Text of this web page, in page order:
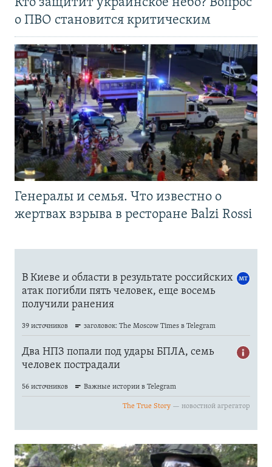
о ПВО становится критическим
Генералы и семья. Что известно о
жертвах взрыва в ресторане Balzi Rossi